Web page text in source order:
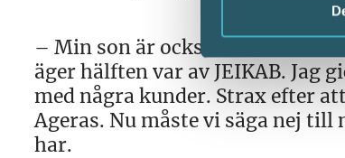
– Min son är också i branschen
äger hälften var av JEIKAB. Jag
med några kunder. Strax efter
Ageras. Nu måste vi säga nej
har.